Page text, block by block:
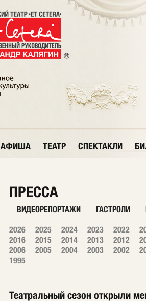
АФИША ТЕАТР СПЕКТАКЛИ
ПРЕССА
ВИДЕОРЕПОРТАЖИ ГАСТРОЛИ
2026 2025 2024 2023 2022
2016
2015 2014 2013 2012
2006
2005 2004 2003 2002
1995
Театральный сезон открыли